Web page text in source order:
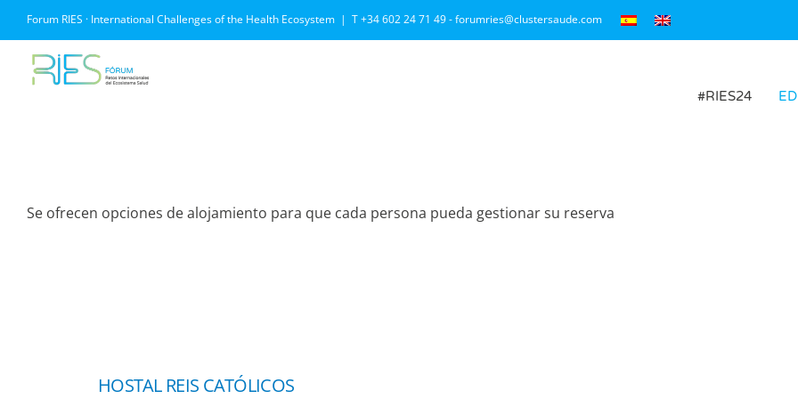
contenido
Forum RIES · International Challenges of the Health Ecosystem | T +34 602 24 71 49 - forumries@clustersaude.com
#RIES24
Se ofrecen opciones de alojamiento para que cada persona pueda gestionar su reserva
HOSTAL REIS CATÓLICOS